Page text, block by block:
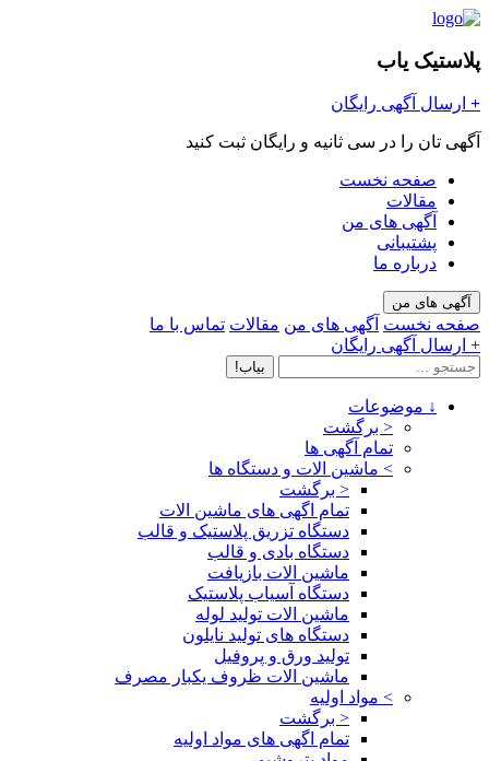
پلاستیک یاب
+ ارسال آگهی رایگان
آگهی تان را در سی ثانیه و رایگان ثبت کنید
صفحه نخست
مقالات
آگهی های من
پشتیبانی
درباره ما
آگهی های من
صفحه نخست آگهی های من مقالات تماس با ما
+ ارسال آگهی رایگان
بیاب!
↓ موضوعات
< برگشت
تمام آگهی ها
> ماشین الات و دستگاه ها
< برگشت
تمام اگهی های ماشین الات
دستگاه تزریق پلاستیک و قالب
دستگاه بادی و قالب
ماشین الات بازیافت
دستگاه آسیاب پلاستیک
ماشین الات تولید لوله
دستگاه های تولید نایلون
تولید ورق و پروفیل
ماشین الات ظروف یکبار مصرف
> مواد اولیه
< برگشت
تمام اگهی های مواد اولیه